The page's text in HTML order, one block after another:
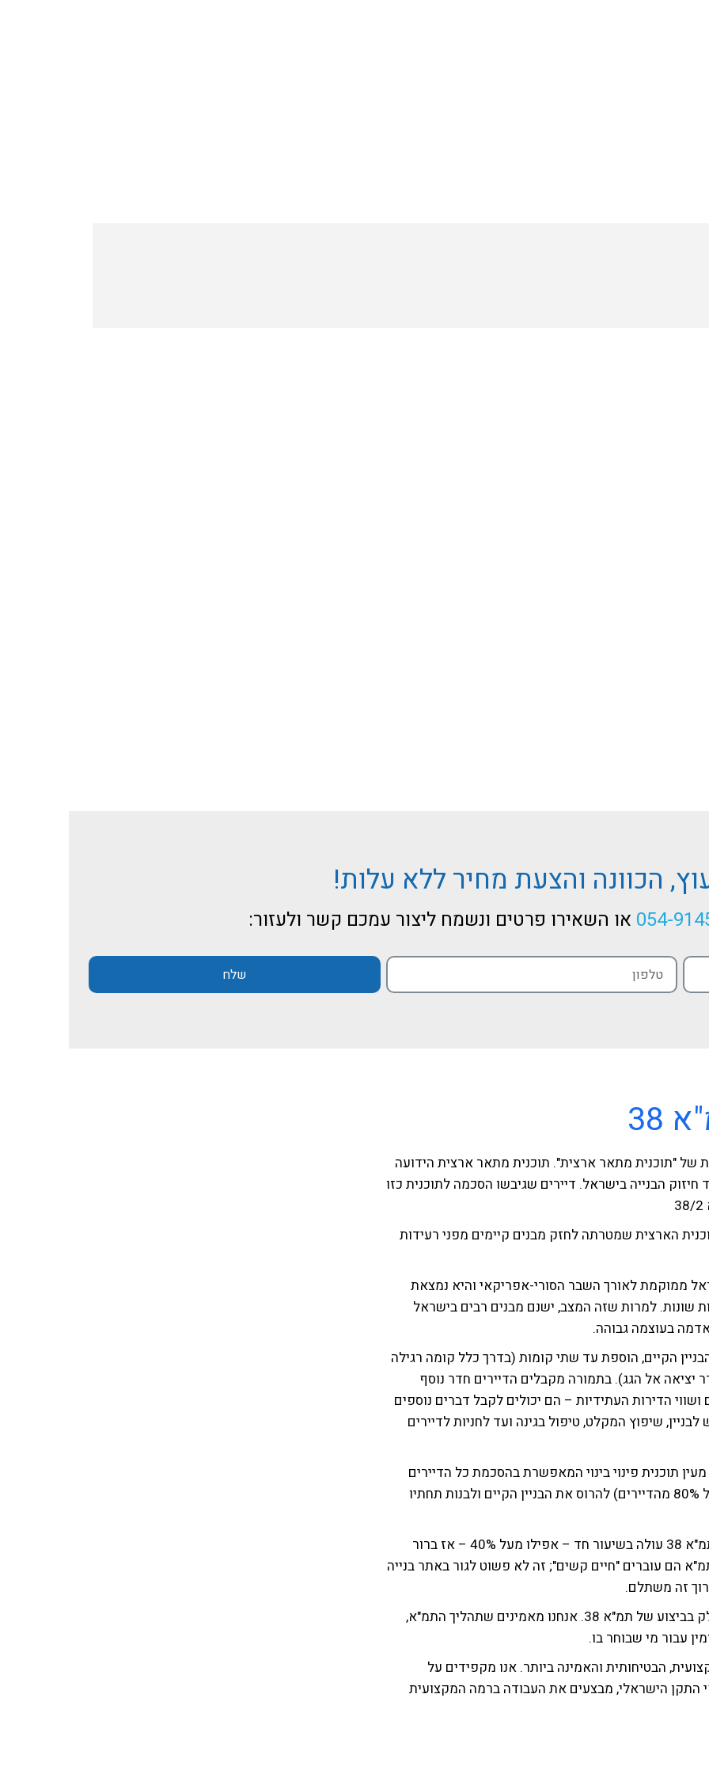
הכוונה והצעת מחיר ללא עלות!
054- או השאירו פרטים ונשמח ליצור עמכם קשר ולעזור:
שלח
38
של "תוכנית מתאר ארצית". תוכנית מתאר ארצית הידועה
חיזוק הבנייה בישראל. דיירים שגיבשו הסכמה לתוכנית כזו
לתוכנית הארצית שמטרתה לחזק מבנים קיימים מפני רעידות
ממוקמת לאורך השבר הסורי-אפריקאי והיא נמצאת
שונות. למרות שזה המצב, ישנם מבנים רבים בישראל
בעוצמה גבוהה.
הבניין הקיים, הוספת עד שתי קומות (בדרך כלל קומה רגילה
יציאה אל הגג). בתמורה מקבלים הדיירים חדר נוסף
הדירות העתידיות – הם יכולים לקבל דברים נוספים
שיפוץ המקלט, טיפול בגינה ועד לחניות לדיירים
הינה מעין תוכנית פינוי בינוי המאפשרת בהסכמת כל הדיירים
(נכון להיום קיימת הצעת חוק שלפיה, די בהסכמה של 80% מהדיירים) להרוס את הבניין הקיים ולבנות תחתיו
ערך הדירה אחרי תמ"א 38 עולה בשיעור חד – אפילו מעל 40% – אז ברור
הם עוברים "חיים קשים"; זה לא פשוט לגור באתר בנייה
זה משתלם.
אנו בנ.ע. הבונים, מתמחים בחיזוק מבנים ולוקחים חלק בביצוע של תמ"א 38. אנחנו מאמינים שתהליך התמ"א,
עבור מי שבוחר בו.
הבטיחותית והאמינה ביותר. אנו מקפידים על
התקן הישראלי, מבצעים את העבודה ברמה המקצועית